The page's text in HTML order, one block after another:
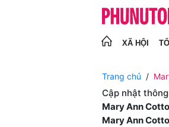
XÃ HỘI
Trang chủ
Cập nhật
Mary Ann
Mary Ann